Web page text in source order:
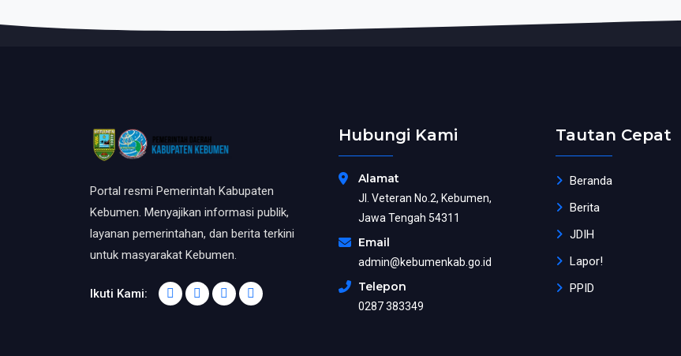
Portal resmi Pemerintah Kabupaten
Kebumen. Menyajikan informasi publik,
layanan pemerintahan, dan berita terkini
untuk masyarakat Kebumen.
Ikuti Kami:
Hubungi Kami
Alamat
Jl. Veteran No.2, Kebumen,
Jawa Tengah 54311
Email
admin@kebumenkab.go.id
Telepon
0287 383349
Tautan Cepat
Beranda
Berita
JDIH
Lapor!
PPID